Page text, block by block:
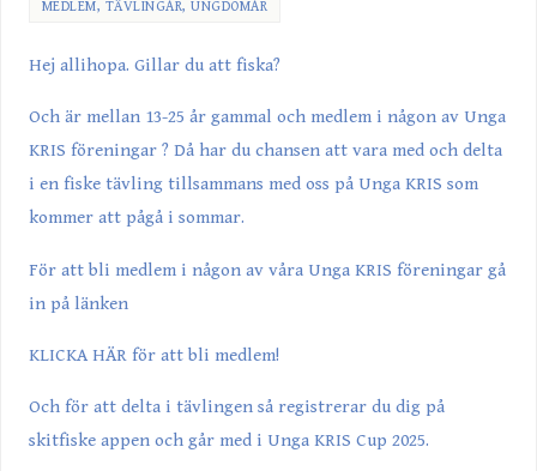
MEDLEM, TÄVLINGAR,UNGDOMAR
Hej allihopa. Gillar du att fiska?
Och är mellan 13-25 år gammal och medlem i någon av Unga
KRIS föreningar ? Då har du chansen att vara med och delta
i en fiske tävling tillsammans med oss på Unga KRIS som
kommer att pågå i sommar.
För att bli medlem i någon av våra Unga KRIS föreningar gå
in på länken
KLICKA HÄR för att bli medlem!
Och för att delta i tävlingen så registrerar du dig på
skitfiske appen och går med i Unga KRIS Cup 2025.